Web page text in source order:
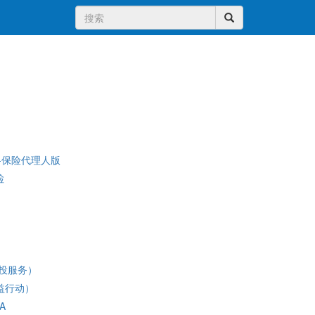
险代理人版
服务）
动）